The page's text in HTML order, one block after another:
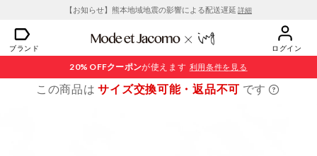
【お知らせ】熊本地域地震の影響による配送遅延 詳細
ブランド ログイン
20% OFFクーポンが使えます 利用条件を見る
この商品はサイズ交換可能・返品不可 です